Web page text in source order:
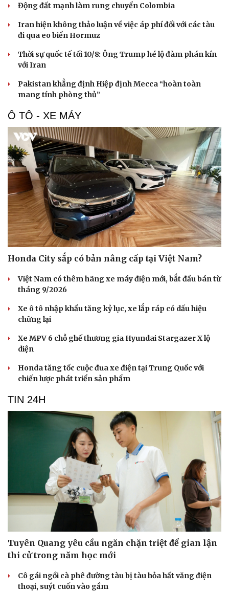
Động đất mạnh làm rung chuyển Colombia
Iran hiện không thảo luận về việc áp phí đối với các tàu
đi qua eo biển Hormuz
Thời sự quốc tế tối 10/8: Ông Trump hé lộ đàm phán kín
với Iran
Pakistan khẳng định Hiệp định Mecca “hoàn toàn
mang tính phòng thủ”
Ô TÔ - XE MÁY
Honda City sắp có bản nâng cấp tại Việt Nam?
Việt Nam có thêm hãng xe máy điện mới, bắt đầu bán từ
tháng 9/2026
Xe ô tô nhập khẩu tăng kỷ lục, xe lắp ráp có dấu hiệu
chững lại
Xe MPV 6 chỗ ghế thương gia Hyundai Stargazer X lộ
diện
Honda tăng tốc cuộc đua xe điện tại Trung Quốc với
chiến lược phát triển sản phẩm
TIN 24H
Tuyên Quang yêu cầu ngăn chặn triệt để gian lận
thi cử trong năm học mới
Cô gái ngồi cà phê đường tàu bị tàu hỏa hất văng điện
thoại, suýt cuốn vào gầm